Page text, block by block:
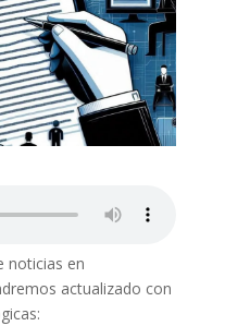
noticias en
actualizado con